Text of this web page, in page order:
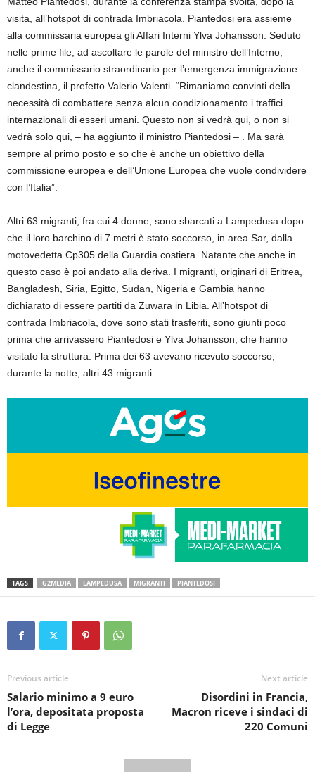
visita, all’hotspot di contrada Imbriacola. Piantedosi era assieme
alla commissaria europea gli Affari Interni Ylva Johansson. Seduto
nelle prime file, ad ascoltare le parole del ministro dell’Interno,
anche il commissario straordinario per l’emergenza immigrazione
clandestina, il prefetto Valerio Valenti. “Rimaniamo convinti della
necessità di combattere senza alcun condizionamento i traffici
internazionali di esseri umani. Questo non si vedrà qui, o non si
vedrà solo qui, – ha aggiunto il ministro Piantedosi – . Ma sarà
sempre al primo posto e so che è anche un obiettivo della
commissione europea e dell’Unione Europea che vuole condividere
con l’Italia”.
Altri 63 migranti, fra cui 4 donne, sono sbarcati a Lampedusa dopo
che il loro barchino di 7 metri è stato soccorso, in area Sar, dalla
motovedetta Cp305 della Guardia costiera. Natante che anche in
questo caso è poi andato alla deriva. I migranti, originari di Eritrea,
Bangladesh, Siria, Egitto, Sudan, Nigeria e Gambia hanno
dichiarato di essere partiti da Zuwara in Libia. All’hotspot di
contrada Imbriacola, dove sono stati trasferiti, sono giunti poco
prima che arrivassero Piantedosi e Ylva Johansson, che hanno
visitato la struttura. Prima dei 63 avevano ricevuto soccorso,
durante la notte, altri 43 migranti.
TAGS G2MEDIA LAMPEDUSA MIGRANTI PIANTEDOSI
Previous article
Salario minimo a 9 euro
l’ora, depositata proposta
di Legge
Next article
Disordini in Francia,
Macron riceve i sindaci di
220 Comuni